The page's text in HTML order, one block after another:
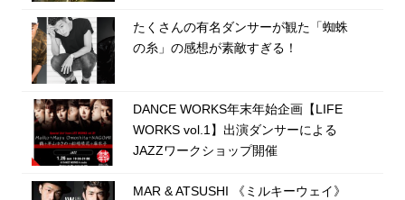
たくさんの有名ダンサーが観た「蜘蛛
の糸」の感想が素敵すぎる！
DANCE WORKS年末年始企画【LIFE
WORKS vol.1】出演ダンサーによる
JAZZワークショップ開催
MAR & ATSUSHI 《ミルキーウェイ》